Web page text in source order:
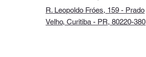
R. Leopoldo Fróes, 159 - Prado
Velho, Curitiba - PR, 80220-380